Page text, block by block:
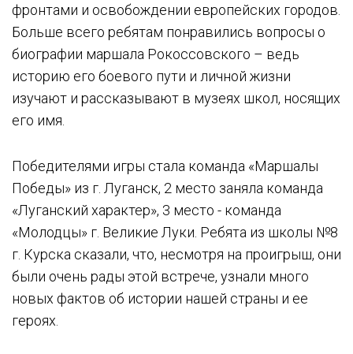
фронтами и освобождении европейских городов.
Больше всего ребятам понравились вопросы о
биографии маршала Рокоссовского – ведь
историю его боевого пути и личной жизни
изучают и рассказывают в музеях школ, носящих
его имя.
Победителями игры стала команда «Маршалы
Победы» из г. Луганск, 2 место заняла команда
«Луганский характер», 3 место - команда
«Молодцы» г. Великие Луки. Ребята из школы №8
г. Курска сказали, что, несмотря на проигрыш, они
были очень рады этой встрече, узнали много
новых фактов об истории нашей страны и ее
героях.